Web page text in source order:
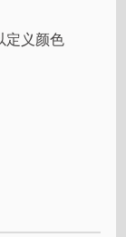
定义颜色